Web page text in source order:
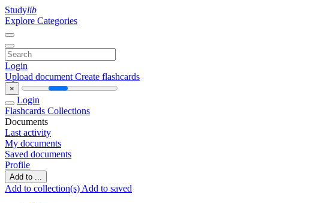
Studylib
Explore Categories
Login
Upload document Create flashcards
×
Login
Flashcards Collections
Documents
Last activity
My documents
Saved documents
Profile
Add to ...
Add to collection(s) Add to saved